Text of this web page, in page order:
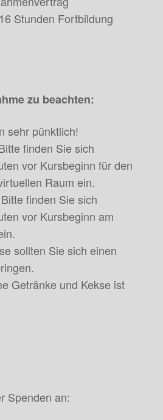
Stunden Fortbildung
zu beachten:
sehr pünktlich!
finden Sie sich
vor Kursbeginn für den
Raum ein.
finden Sie sich
vor Kursbeginn am
sollten Sie sich einen
Getränke und Kekse ist
Spenden an: